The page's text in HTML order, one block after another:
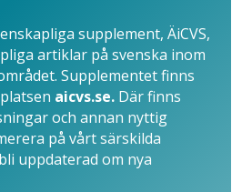
supplement, ÄiCVS,
artiklar på svenska inom
Supplementet finns
aicvs.se. Där finns
och annan nyttig
på vårt särskilda
uppdaterad om nya